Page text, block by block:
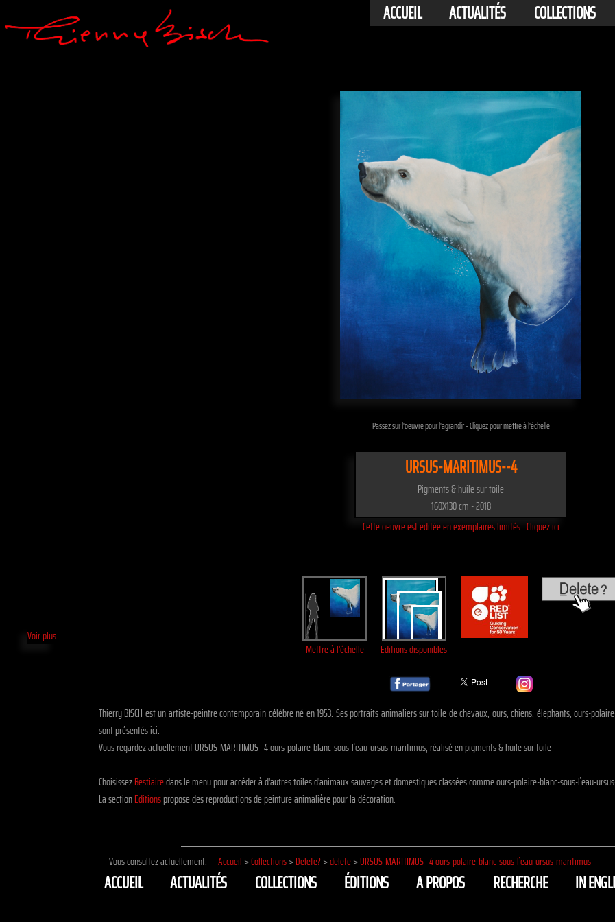
ACCUEIL ACTUALITÉS COLLECTIONS
Passez sur l'oeuvre pour l'agrandir - Cliquez pour mettre à l'échelle
URSUS-MARITIMUS--4
Pigments & huile sur toile
160X130 cm - 2018
Cette oeuvre est editée en exemplaires limités . Cliquez ici
Voir plus
Mettre à l'échelle
Editions disponibles
Thierry BISCH est un artiste-peintre contemporain célèbre né en 1953. Ses portraits animaliers sur toile de chevaux, ours, chiens, élephants, ours-
sont présentés ici.
Vous regardez actuellement URSUS-MARITIMUS--4 ours-polaire-blanc-sous-l`eau-ursus-maritimus, réalisé en pigments & huile sur toile
ChoisissezBestiairedans le menu pour accéder à d'autres toiles d'animaux sauvages et domestiques classées comme ours-polaire-blanc-sous-l`eau-
La sectionEditionspropose des reproductions de peinture animalière pour la décoration.
Vous consultez actuellement: Accueil >Collections>Delete?>delete>URSUS-MARITIMUS--4 ours-polaire-blanc-sous-l`eau-ursus-maritimus
ACCUEIL ACTUALITÉS COLLECTIONS ÉDITIONS A PROPOS RECHERCHE IN